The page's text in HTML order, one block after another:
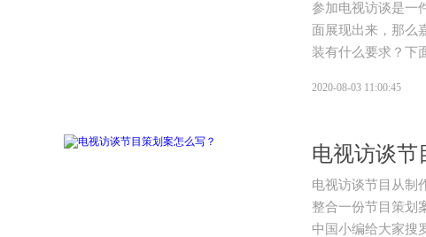
参加电视访谈是一
面展现出来，那么
装有什么要求？下
2020-08-03 11:00:45
电视访谈节
电视访谈节目从制
整合一份节目策划
中国小编给大家搜